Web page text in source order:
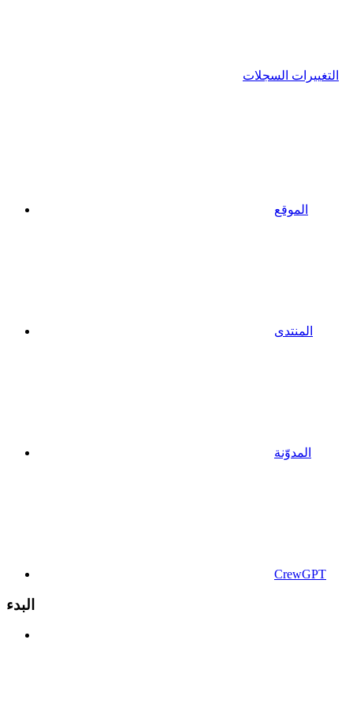
التغييرات السجلات
الموقع
المنتدى
المدوّنة
CrewGPT
البدء